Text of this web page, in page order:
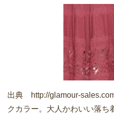
出典 http://glamour-
クカラー。大人かわいい落ち